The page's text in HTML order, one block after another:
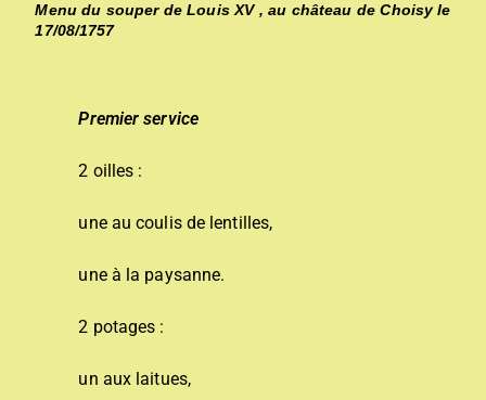
Menu du souper de Louis XV , au château de Choisy le
17/08/1757
Premier service
2 oilles :
une au coulis de lentilles,
une à la paysanne.
2 potages :
un aux laitues,